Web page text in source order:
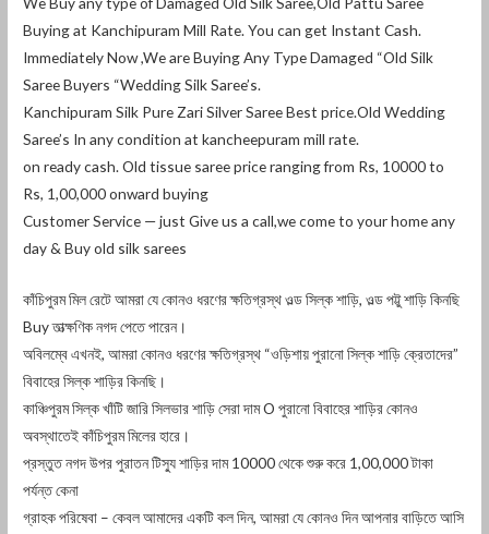
Buying at Kanchipuram Mill Rate. You can get Instant Cash.
Immediately Now ,We are Buying Any Type Damaged “Old Silk
Saree Buyers “Wedding Silk Saree’s.
Kanchipuram Silk Pure Zari Silver Saree Best price.Old Wedding
Saree’s In any condition at kancheepuram mill rate.
on ready cash. Old tissue saree price ranging from Rs, 10000 to
Rs, 1,00,000 onward buying
Customer Service — just Give us a call,we come to your home any
day & Buy old silk sarees
কাঁচিপুরম মিল রেটে আমরা যে কোনও ধরণের ক্ষতিগ্রস্থ ওল্ড সিল্ক শাড়ি, ওল্ড পট্টু শাড়ি কিনছি
Buy তাত্ক্ষণিক নগদ পেতে পারেন।
অবিলম্বে এখনই, আমরা কোনও ধরণের ক্ষতিগ্রস্থ “ওড়িশায় পুরানো সিল্ক শাড়ি ক্রেতাদের”
বিবাহের সিল্ক শাড়ির কিনছি।
কাঞ্চিপুরম সিল্ক খাঁটি জারি সিলভার শাড়ি সেরা দাম O পুরানো বিবাহের শাড়ির কোনও
অবস্থাতেই কাঁচিপুরম মিলের হারে।
প্রস্তুত নগদ উপর পুরাতন টিস্যু শাড়ির দাম 10000 থেকে শুরু করে 1,00,000 টাকা
পর্যন্ত কেনা
গ্রাহক পরিষেবা – কেবল আমাদের একটি কল দিন, আমরা যে কোনও দিন আপনার বাড়িতে আসি